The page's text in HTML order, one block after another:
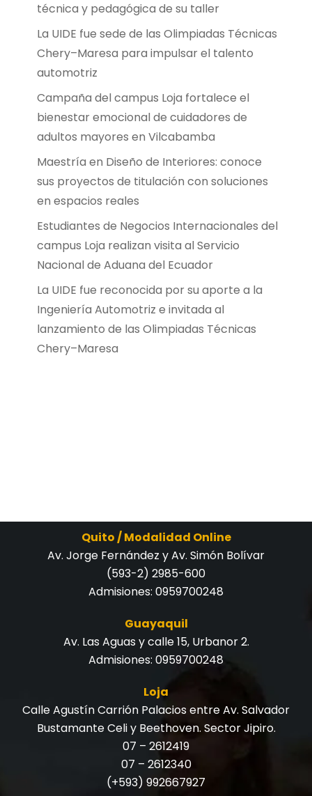
técnica y pedagógica de su taller
La UIDE fue sede de las Olimpiadas Técnicas
Chery–Maresa para impulsar el talento
automotriz
Campaña del campus Loja fortalece el
bienestar emocional de cuidadores de
adultos mayores en Vilcabamba
Maestría en Diseño de Interiores: conoce
sus proyectos de titulación con soluciones
en espacios reales
Estudiantes de Negocios Internacionales del
campus Loja realizan visita al Servicio
Nacional de Aduana del Ecuador
La UIDE fue reconocida por su aporte a la
Ingeniería Automotriz e invitada al
lanzamiento de las Olimpiadas Técnicas
Chery–Maresa
Quito / Modalidad Online
Av. Jorge Fernández y Av. Simón Bolívar
(593-2) 2985-600
Admisiones: 0959700248
Guayaquil
Av. Las Aguas y calle 15, Urbanor 2.
Admisiones: 0959700248
Loja
Calle Agustín Carrión Palacios entre Av. Salvador
Bustamante Celi y Beethoven. Sector Jipiro.
07 – 2612419
07 – 2612340
(+593) 992667927